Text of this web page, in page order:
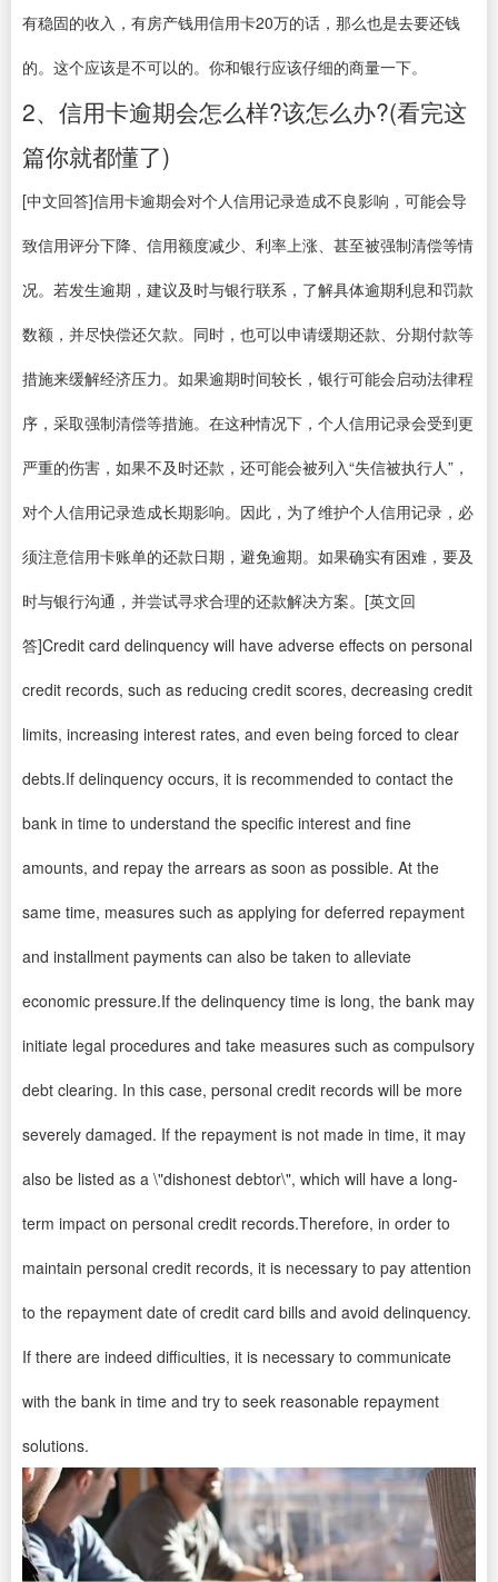
有稳固的收入，有房产钱用信用卡20万的话，那么也是去要还钱
的。这个应该是不可以的。你和银行应该仔细的商量一下。
2、信用卡逾期会怎么样?该怎么办?(看完这
篇你就都懂了)
[中文回答]信用卡逾期会对个人信用记录造成不良影响，可能会导
致信用评分下降、信用额度减少、利率上涨、甚至被强制清偿等情
况。若发生逾期，建议及时与银行联系，了解具体逾期利息和罚款
数额，并尽快偿还欠款。同时，也可以申请缓期还款、分期付款等
措施来缓解经济压力。如果逾期时间较长，银行可能会启动法律程
序，采取强制清偿等措施。在这种情况下，个人信用记录会受到更
严重的伤害，如果不及时还款，还可能会被列入“失信被执行人”，
对个人信用记录造成长期影响。因此，为了维护个人信用记录，必
须注意信用卡账单的还款日期，避免逾期。如果确实有困难，要及
时与银行沟通，并尝试寻求合理的还款解决方案。[英文回
答]Credit card delinquency will have adverse effects on personal
credit records, such as reducing credit scores, decreasing credit
limits, increasing interest rates, and even being forced to clear
debts.If delinquency occurs, it is recommended to contact the
bank in time to understand the specific interest and fine
amounts, and repay the arrears as soon as possible. At the
same time, measures such as applying for deferred repayment
and installment payments can also be taken to alleviate
economic pressure.If the delinquency time is long, the bank may
initiate legal procedures and take measures such as compulsory
debt clearing. In this case, personal credit records will be more
severely damaged. If the repayment is not made in time, it may
also be listed as a \"dishonest debtor\", which will have a long-
term impact on personal credit records.Therefore, in order to
maintain personal credit records, it is necessary to pay attention
to the repayment date of credit card bills and avoid delinquency.
If there are indeed difficulties, it is necessary to communicate
with the bank in time and try to seek reasonable repayment
solutions.